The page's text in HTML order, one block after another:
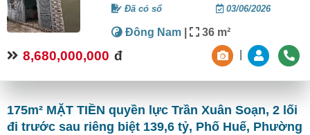
Đã có sổ 03/06/2026
Đông Nam | 36 m²
8,680,000,000 đ
175m² MẶT TIỀN quyền lực Trần Xuân Soạn, 2 lối
đi trước sau riêng biệt 139,6 tỷ, Phố Huế, Phường